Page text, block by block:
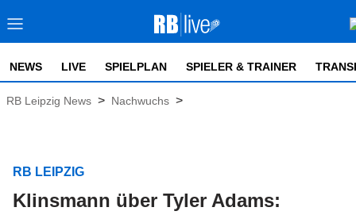
NEWS LIVE SPIELPLAN SPIELER & TRAINER
RB Leipzig News > Nachwuchs >
RB LEIPZIG
Klinsmann über Tyler Adams: